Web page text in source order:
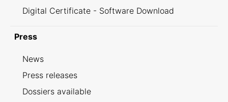
Digital Certificate - Software Download
Press
News
Press releases
Dossiers available